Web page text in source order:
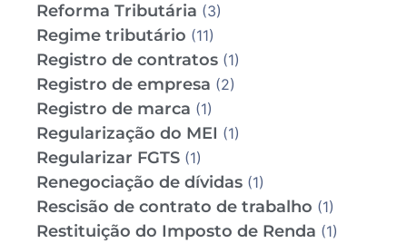
Reforma Tributária (3)
Regime tributário (11)
Registro de contratos (1)
Registro de empresa (2)
Registro de marca (1)
Regularização do MEI (1)
Regularizar FGTS (1)
Renegociação de dívidas (1)
Rescisão de contrato de trabalho (1)
Restituição do Imposto de Renda (1)